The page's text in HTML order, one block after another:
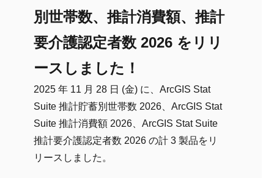
別世帯数、推計消費額、推計
要介護認定者数 2026 をリリ
ースしました！
2025 年 11 月 28 日 (金) に、ArcGIS Stat
Suite 推計貯蓄別世帯数 2026、ArcGIS Stat
Suite 推計消費額 2026、ArcGIS Stat Suite
推計要介護認定者数 2026 の計 3 製品をリ
リースしました。